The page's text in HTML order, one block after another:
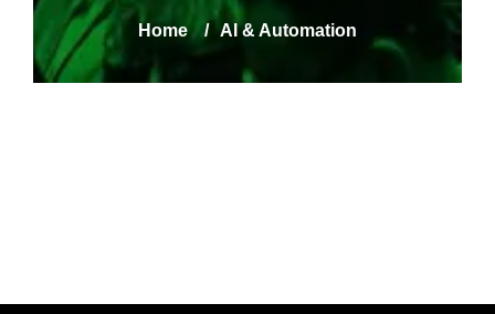
Home / AI & Automation